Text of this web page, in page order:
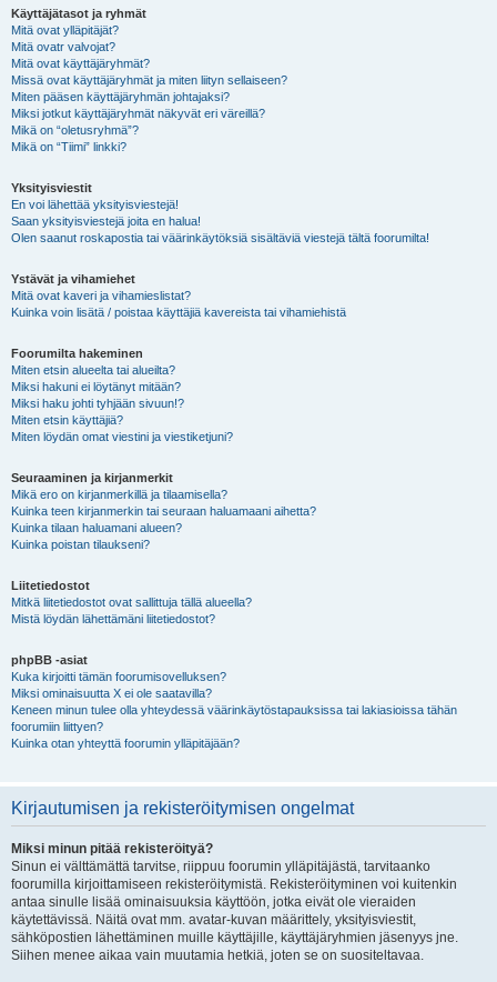
Käyttäjätasot ja ryhmät
Mitä ovat ylläpitäjät?
Mitä ovatr valvojat?
Mitä ovat käyttäjäryhmät?
Missä ovat käyttäjäryhmät ja miten liityn sellaiseen?
Miten pääsen käyttäjäryhmän johtajaksi?
Miksi jotkut käyttäjäryhmät näkyvät eri väreillä?
Mikä on “oletusryhmä”?
Mikä on “Tiimi” linkki?
Yksityisviestit
En voi lähettää yksityisviestejä!
Saan yksityisviestejä joita en halua!
Olen saanut roskapostia tai väärinkäytöksiä sisältäviä viestejä tältä foorumilta!
Ystävät ja vihamiehet
Mitä ovat kaveri ja vihamieslistat?
Kuinka voin lisätä / poistaa käyttäjiä kavereista tai vihamiehistä
Foorumilta hakeminen
Miten etsin alueelta tai alueilta?
Miksi hakuni ei löytänyt mitään?
Miksi haku johti tyhjään sivuun!?
Miten etsin käyttäjiä?
Miten löydän omat viestini ja viestiketjuni?
Seuraaminen ja kirjanmerkit
Mikä ero on kirjanmerkillä ja tilaamisella?
Kuinka teen kirjanmerkin tai seuraan haluamaani aihetta?
Kuinka tilaan haluamani alueen?
Kuinka poistan tilaukseni?
Liitetiedostot
Mitkä liitetiedostot ovat sallittuja tällä alueella?
Mistä löydän lähettämäni liitetiedostot?
phpBB -asiat
Kuka kirjoitti tämän foorumisovelluksen?
Miksi ominaisuutta X ei ole saatavilla?
Keneen minun tulee olla yhteydessä väärinkäytöstapauksissa tai lakiasioissa tähän
foorumiin liittyen?
Kuinka otan yhteyttä foorumin ylläpitäjään?
Kirjautumisen ja rekisteröitymisen ongelmat
Miksi minun pitää rekisteröityä?
Sinun ei välttämättä tarvitse, riippuu foorumin ylläpitäjästä, tarvitaanko
foorumilla kirjoittamiseen rekisteröitymistä. Rekisteröityminen voi kuitenkin
antaa sinulle lisää ominaisuuksia käyttöön, jotka eivät ole vieraiden
käytettävissä. Näitä ovat mm. avatar-kuvan määrittely, yksityisviestit,
sähköpostien lähettäminen muille käyttäjille, käyttäjäryhmien jäsenyys jne.
Siihen menee aikaa vain muutamia hetkiä, joten se on suositeltavaa.